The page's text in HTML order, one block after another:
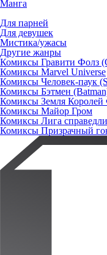
Манга
Для парней
Для девушек
Мистика/ужасы
Другие жанры
Комиксы Гравити Фолз
Комиксы Marvel Universe
Комиксы Человек-паук
Комиксы Бэтмен
Комиксы Земля Королей
Комиксы Майор Гром
Комиксы Лига
Комиксы Призрачный